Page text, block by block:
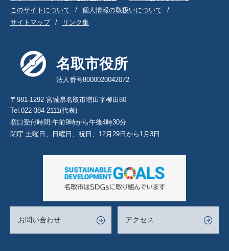
このサイトについて
個人情報の取扱いについて
サイトマップ
リンク集
名取市役所
法人番号8000020042072
〒981-1292 宮城県名取市増田字柳田80
Tel.022-384-2111(代表)
窓口受付時間:午前9時から午後4時30分
閉庁:土曜日、日曜日、祝日、12月29日から1月3日
お問い合わせ アクセス